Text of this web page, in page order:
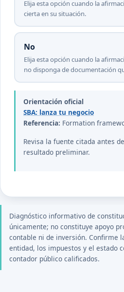
Elija esta opción cuando la
cierta en su situación.
No
Elija esta opción cuando la
no disponga de documentación
Orientación oficial
SBA: lanza tu negocio
Referencia: Formation
Revisa la fuente citada antes
resultado preliminar.
Diagnóstico informativo de
únicamente; no constituye apoyo
contable ni de inversión. Confirme
entidad, los impuestos y el estado
contador público calificados.